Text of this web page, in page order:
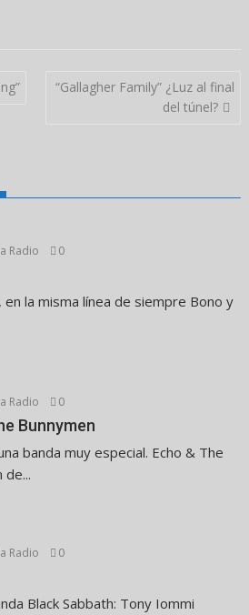
“Gallagher Family” ¿Luz al final
del túnel?
Radio 0
la misma línea de siempre Bono y
Radio 0
Bunnymen
banda muy especial. Echo & The
de...
Radio 0
Black Sabbath: Tony Iommi